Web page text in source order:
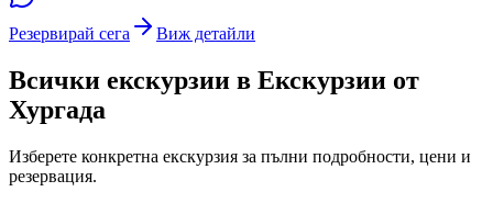
Резервирай сега Виж детайли
Всички екскурзии в Екскурзии от
Хургада
Изберете конкретна екскурзия за пълни подробности, цени и
резервация.